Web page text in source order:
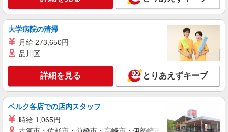
大学病院の清掃
月給 273,650円
品川区
詳細を見る とりあえずキープ
ベルク各店での店内スタッフ
時給 1,065円